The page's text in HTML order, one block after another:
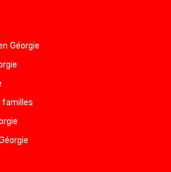
Géorgie
familles